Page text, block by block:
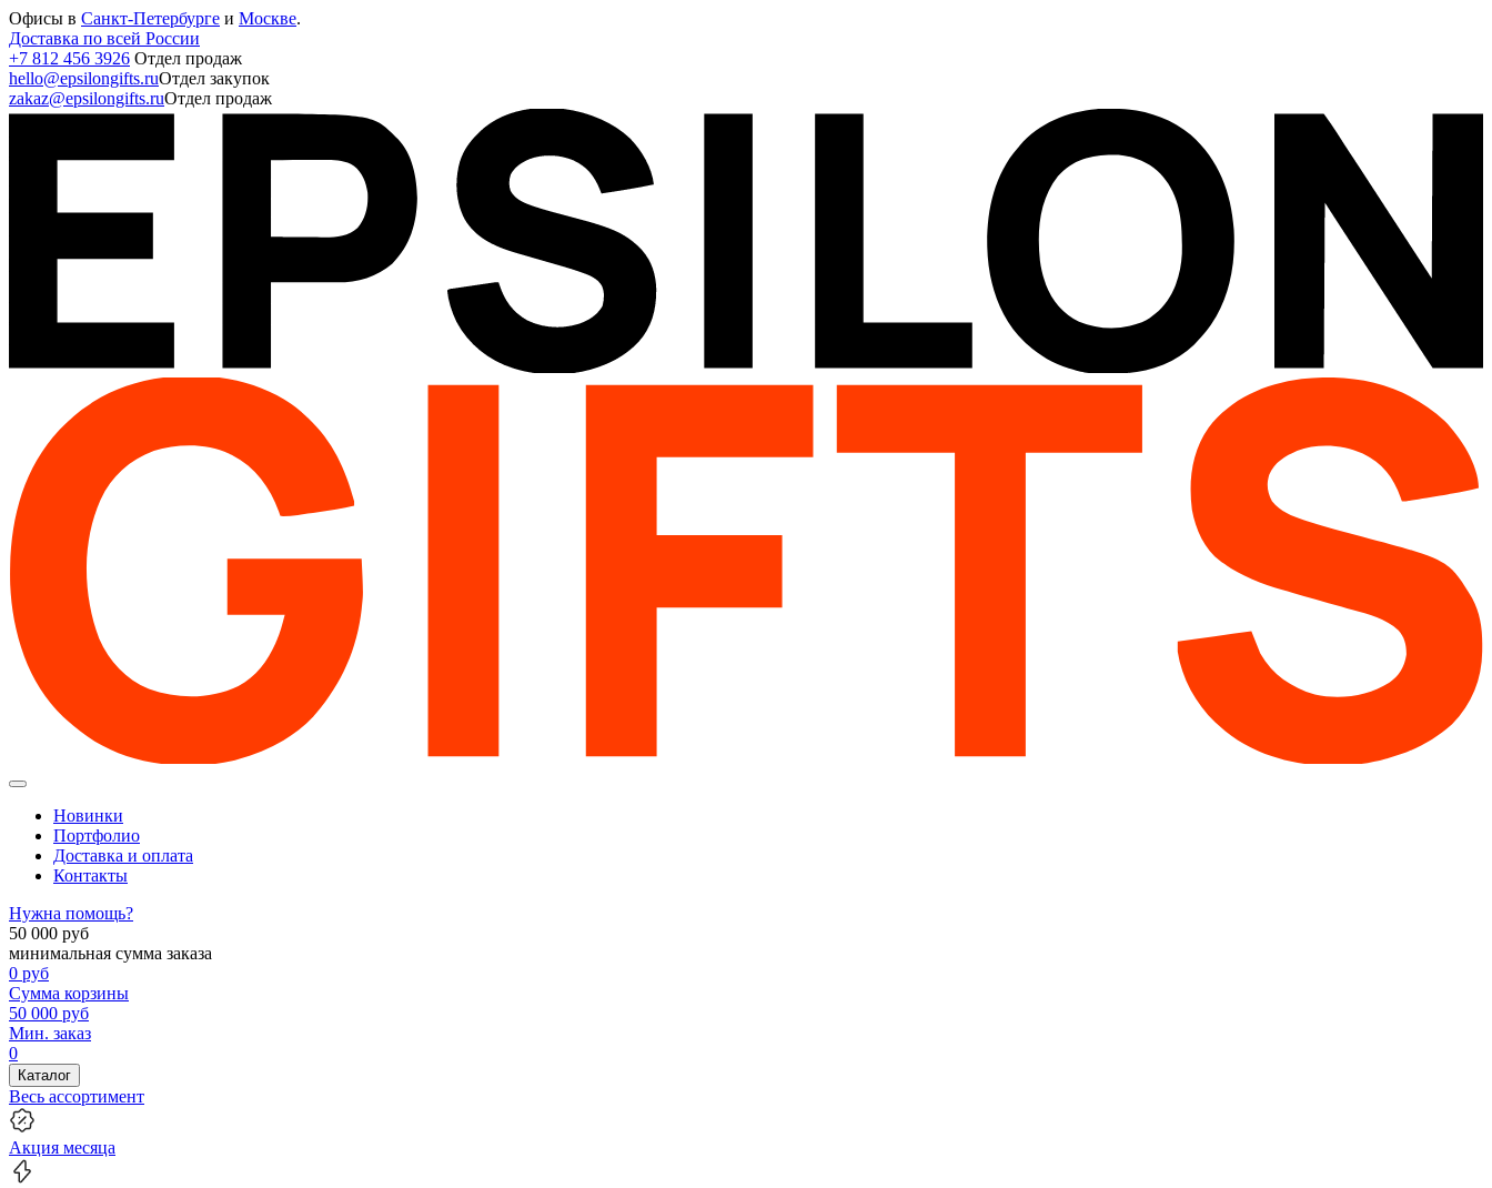
Офисы в Санкт-Петербурге и Москве.
Доставка по всей России
+7 812 456 3926 Отдел продаж
hello@epsilongifts.ruОтдел закупок
zakaz@epsilongifts.ruОтдел продаж
Новинки
Портфолио
Доставка и оплата
Контакты
Нужна помощь?
50 000 руб
минимальная сумма заказа
0 руб
Сумма корзины
50 000 руб
Мин. заказ
0
Каталог
Весь ассортимент
Акция месяца